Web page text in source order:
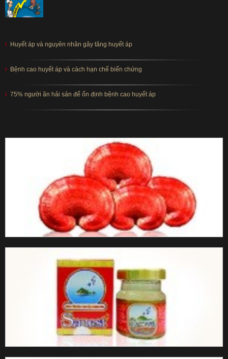
Huyết áp và nguyên nhân gây tăng huyết áp
Bệnh cao huyết áp và cách hạn chế biến chứng
75% người ăn hải sản để ổn định bệnh cao huyết áp